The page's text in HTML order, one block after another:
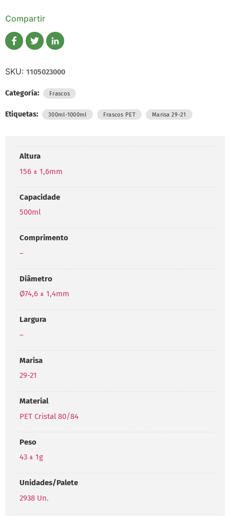
Compartir
SKU: 1105023000
Categoría: Frascos
Etiquetas: 300ml-1000ml , Frascos PET , Marisa 29-21
Altura
156 ± 1,6mm
Capacidade
500ml
Comprimento
–
Diâmetro
Ø74,6 ± 1,4mm
Largura
–
Marisa
29-21
Material
PET Cristal 80/84
Peso
43 ± 1g
Unidades/Palete
2938 Un.